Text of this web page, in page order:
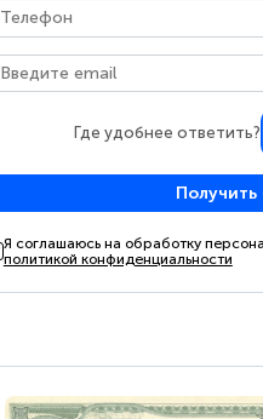
Где удобнее ответить?
Получить
Я соглашаюсь на обработку
политикой конфиденциальности